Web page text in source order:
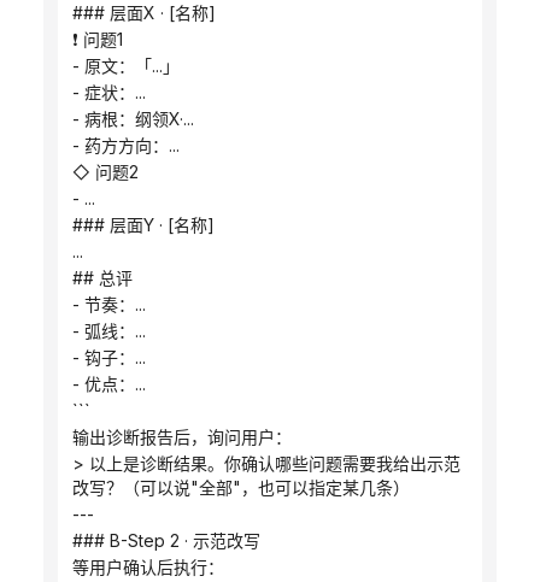
### 层面X · [名称]
❗ 问题1
- 原文：「...」
- 症状：...
- 病根：纲领X·...
- 药方方向：...
◇ 问题2
- ...
### 层面Y · [名称]
...
## 总评
- 节奏：...
- 弧线：...
- 钩子：...
- 优点：...
```
输出诊断报告后，询问用户：
> 以上是诊断结果。你确认哪些问题需要我给出示范
改写？（可以说"全部"，也可以指定某几条）
---
### B-Step 2 · 示范改写
等用户确认后执行：